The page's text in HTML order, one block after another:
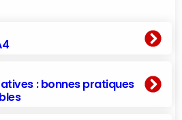
: bonnes pratiques